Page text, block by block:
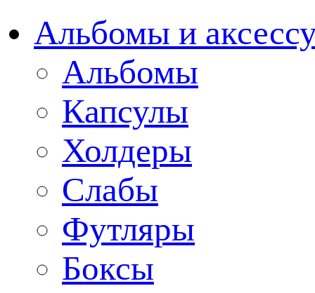
Альбомы и
Альбомы
Капсулы
Холдеры
Слабы
Футляры
Боксы